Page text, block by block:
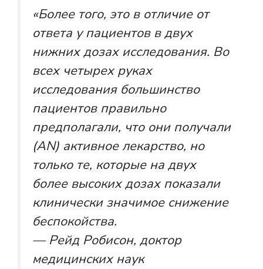
«Более того, это в отличие от
ответа у пациентов в двух
нижних дозах исследования. Во
всех четырех руках
исследования большинство
пациентов правильно
предполагали, что они получали
(AN) активное лекарство, но
только те, которые на двух
более высоких дозах показали
клинически значимое снижение
беспокойства.
— Рейд Робисон, доктор
медицинских наук